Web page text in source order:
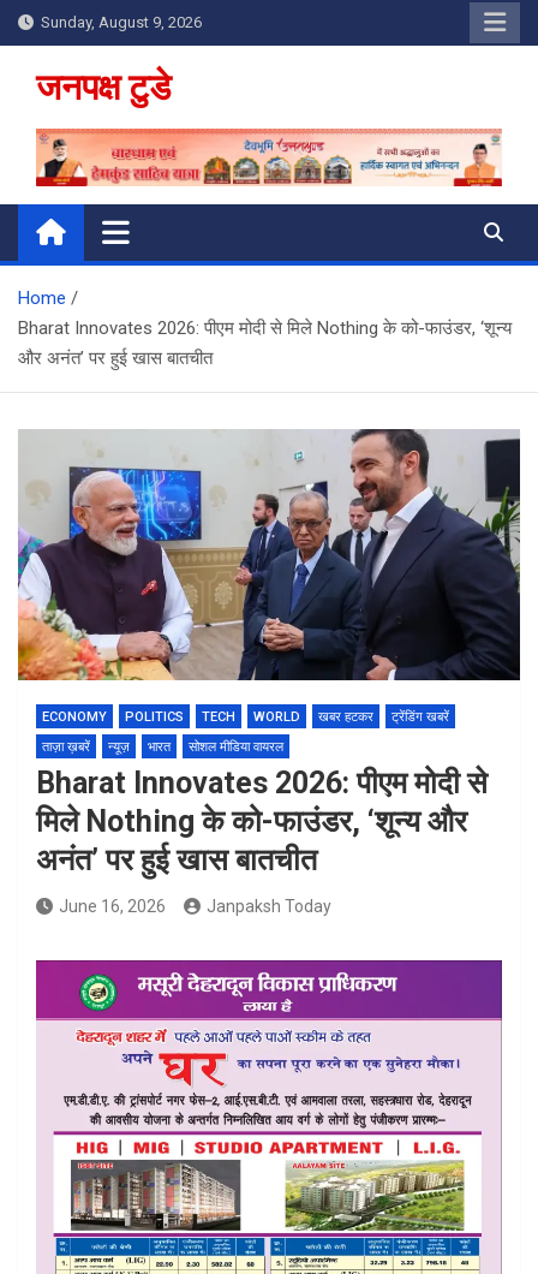
Skip
to
content
Sunday, August 9, 2026
जनपक्ष टुडे
Home
Bharat Innovates 2026: पीएम मोदी से मिले Nothing के को-फाउंडर, ‘शून्य
और अनंत’ पर हुई खास बातचीत
ECONOMY POLITICS TECH WORLD खबर हटकर
ट्रेंडिंग खबरें
ताज़ा ख़बरें
न्यूज़ भारत सोशल मीडिया वायरल
Bharat Innovates 2026: पीएम मोदी से
मिले Nothing के को-फाउंडर, ‘शून्य और
अनंत’ पर हुई खास बातचीत
June 16, 2026 Janpaksh Today